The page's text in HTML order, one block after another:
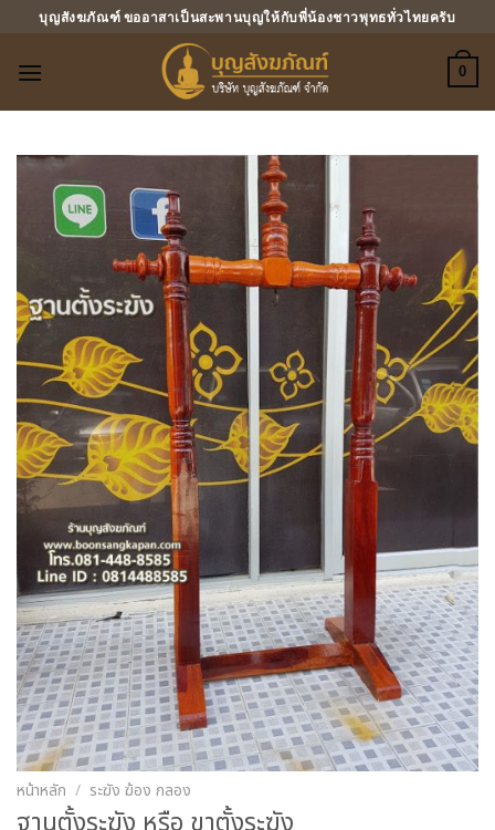
บุญสังฆภัณฑ์ ขออาสาเป็นสะพานบุญให้กับพี่น้องชาวพุทธทั่วไทยครับ
0
หน้าหลัก / ระฆัง ฆ้อง กลอง